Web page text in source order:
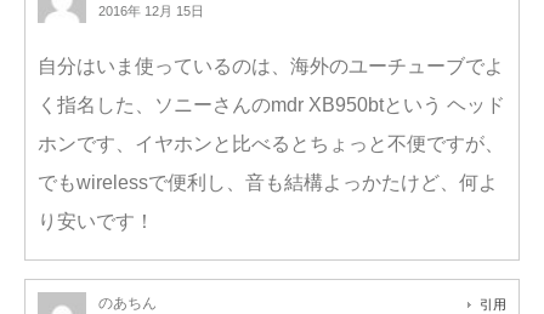
2016年 12月 15日
自分はいま使っているのは、海外のユーチューブでよ
く指名した、ソニーさんのmdr XB950btという ヘッド
ホンです、イヤホンと比べるとちょっと不便ですが、
でもwirelessで便利し、音も結構よっかたけど、何よ
り安いです！
のあちん 引用